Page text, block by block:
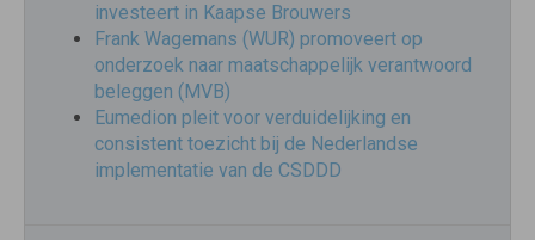
investeert in Kaapse Brouwers
Frank Wagemans (WUR) promoveert op
onderzoek naar maatschappelijk verantwoord
beleggen (MVB)
Eumedion pleit voor verduidelijking en
consistent toezicht bij de Nederlandse
implementatie van de CSDDD